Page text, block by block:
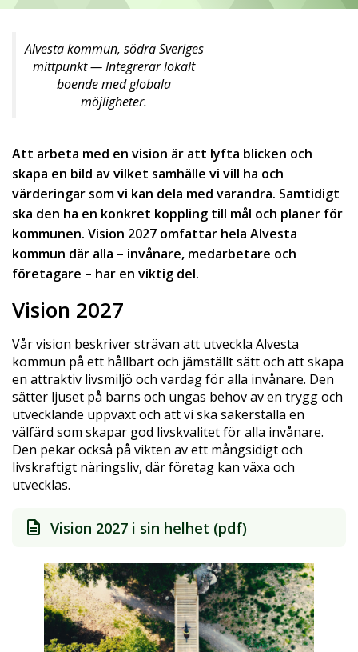
Alvesta kommun, södra Sveriges
mittpunkt — Integrerar lokalt
boende med globala
möjligheter.
Att arbeta med en vision är att lyfta blicken och
skapa en bild av vilket samhälle vi vill ha och
värderingar som vi kan dela med varandra. Samtidigt
ska den ha en konkret koppling till mål och planer för
kommunen. Vision 2027 omfattar hela Alvesta
kommun där alla – invånare, medarbetare och
företagare – har en viktig del.
Vision 2027
Vår vision beskriver strävan att utveckla Alvesta
kommun på ett hållbart och jämställt sätt och att skapa
en attraktiv livsmiljö och vardag för alla invånare. Den
sätter ljuset på barns och ungas behov av en trygg och
utvecklande uppväxt och att vi ska säkerställa en
välfärd som skapar god livskvalitet för alla invånare.
Den pekar också på vikten av ett mångsidigt och
livskraftigt näringsliv, där företag kan växa och
utvecklas.
Vision 2027 i sin helhet (pdf)